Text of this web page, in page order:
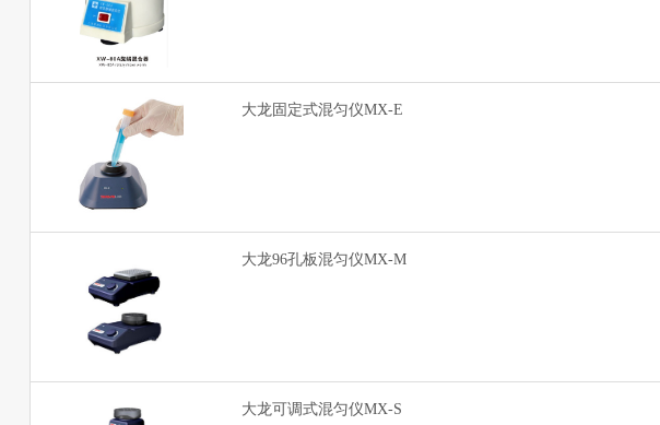
大龙固定式混匀仪MX-E
大龙96孔板混匀仪MX-M
大龙可调式混匀仪MX-S